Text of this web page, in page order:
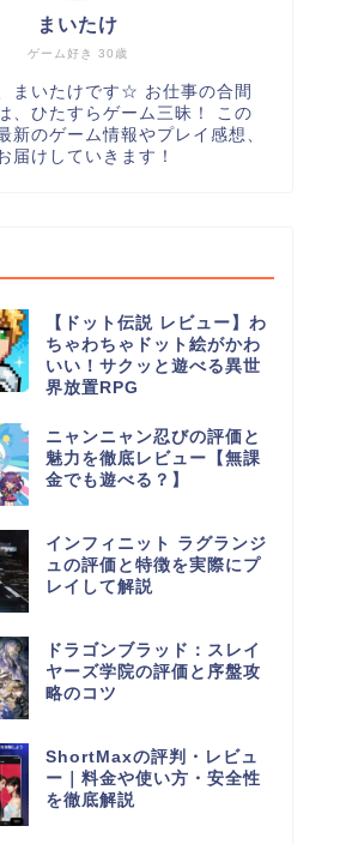
ゲーム好き 30歳
まいたけ
まいたけです☆ お仕事の合間
、ひたすらゲーム三昧！ この
新のゲーム情報やプレイ感想、
届けしていきます！
【ドット伝説 レビュー】わ
ちゃわちゃドット絵がかわ
いい！サクッと遊べる異世
界放置RPG
ニャンニャン忍びの評価と
魅力を徹底レビュー【無課
金でも遊べる？】
インフィニット ラグランジ
ュの評価と特徴を実際にプ
レイして解説
ドラゴンブラッド：スレイ
ヤーズ学院の評価と序盤攻
略のコツ
ShortMaxの評判・レビュ
ー｜料金や使い方・安全性
を徹底解説